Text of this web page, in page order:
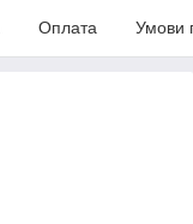
Оплата Умови